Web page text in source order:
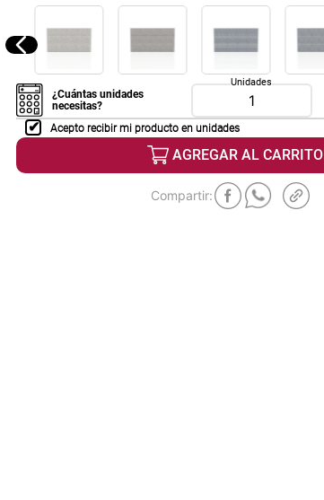
¿Cuántas unidades
necesitas?
Unidades
Acepto recibir mi producto en unidades
AGREGAR AL CARRITO